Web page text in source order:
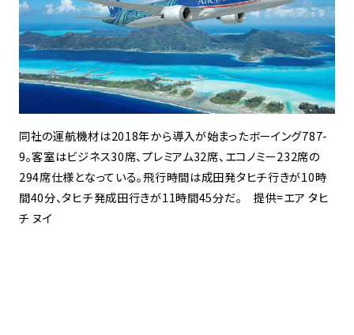
同社の運航機材は2018年から導入が始まったボーイング787-
9。客室はビジネス30席、プレミアム32席、エコノミー232席の
294席仕様となっている。飛行時間は成田発タヒチ行きが10時
間40分、タヒチ発成田行きが11時間45分だ。 提供=エア タヒ
チ ヌイ